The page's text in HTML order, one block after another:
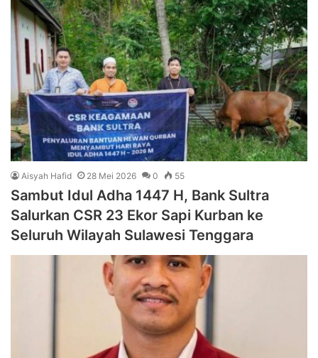
Aisyah Hafid 28 Mei 2026 0 55
Sambut Idul Adha 1447 H, Bank Sultra
Salurkan CSR 23 Ekor Sapi Kurban ke
Seluruh Wilayah Sulawesi Tenggara